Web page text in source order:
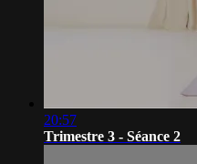
20:57
Trimestre 3 - Séance 2